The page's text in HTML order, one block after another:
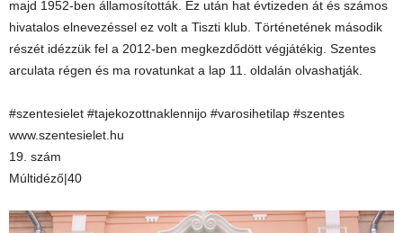
majd 1952-ben államosították. Ez után hat évtizeden át és számos
hivatalos elnevezéssel ez volt a Tiszti klub. Történetének második
részét idézzük fel a 2012-ben megkezdődött végjátékig. Szentes
arculata régen és ma rovatunkat a lap 11. oldalán olvashatják.
#szentesielet #tajekozottnaklennijo #varosihetilap #szentes
www.szentesielet.hu
19. szám
Múltidéző|40